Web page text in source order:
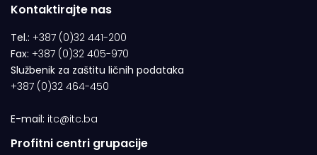
Kontaktirajte nas
Tel.: +387 (0)32 441-200
Fax: +387 (0)32 405-970
Službenik za zaštitu ličnih podataka
+387 (0)32 464-450
E-mail: itc@itc.ba
Profitni centri grupacije